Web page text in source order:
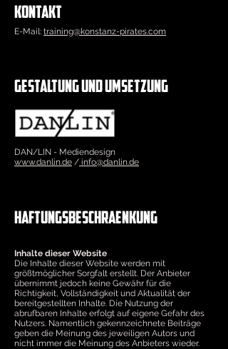
KONTAKT
E-Mail: training@konstanz-pirates.com
Gestaltung und Umsetzung
DAN/LIN - Mediendesign
www.danlin.de / info@danlin.de
Haftungsbeschraenkung
Inhalte dieser Website
Die Inhalte dieser Website werden mit
größtmöglicher Sorgfalt erstellt. Der Anbieter
übernimmt jedoch keine Gewähr für die
Richtigkeit, Vollständigkeit und Aktualität der
bereitgestellten Inhalte. Die Nutzung der
abrufbaren Inhalte erfolgt auf eigene Gefahr des
Nutzers. Namentlich gekennzeichnete Beiträge
geben die Meinung des jeweiligen Autors und
nicht immer die Meinung des Anbieters wieder.